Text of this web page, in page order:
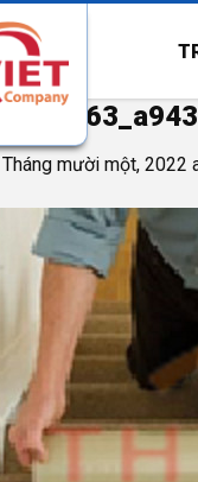
mười một, 2022